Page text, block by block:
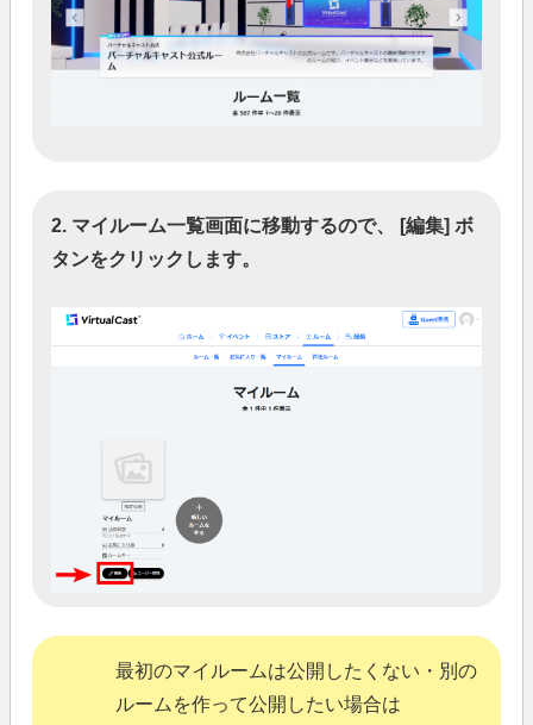
2. マイルーム一覧画面に移動するので、 [編集] ボ
タンをクリックします。
最初のマイルームは公開したくない・別の
ルームを作って公開したい場合は